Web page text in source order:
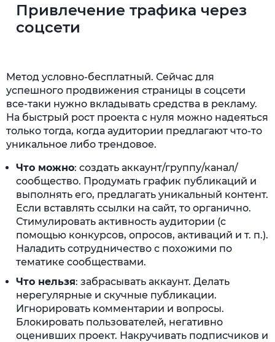
Привлечение трафика через
соцсети
Метод условно-бесплатный. Сейчас для
успешного продвижения страницы в соцсети
все-таки нужно вкладывать средства в рекламу.
На быстрый рост проекта с нуля можно надеяться
только тогда, когда аудитории предлагают что-то
уникальное либо трендовое.
Что можно: создать аккаунт/группу/канал/
сообщество. Продумать график публикаций и
выполнять его, предлагать уникальный контент.
Если вставлять ссылки на сайт, то органично.
Стимулировать активность аудитории (с
помощью конкурсов, опросов, активаций и т. п.).
Наладить сотрудничество с похожими по
тематике сообществами.
Что нельзя: забрасывать аккаунт. Делать
нерегулярные и скучные публикации.
Игнорировать комментарии и вопросы.
Блокировать пользователей, негативно
оценивших проект. Накручивать подписчиков и